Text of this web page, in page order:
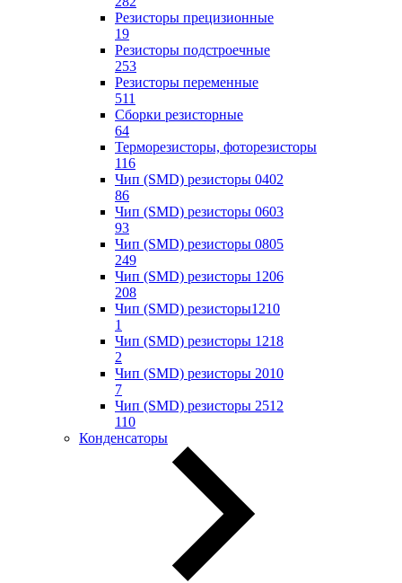
Резисторы прецизионные
19
Резисторы подстроечные
253
Резисторы переменные
511
Сборки резисторные
64
Терморезисторы, фоторезисторы
116
Чип (SMD) резисторы 0402
86
Чип (SMD) резисторы 0603
93
Чип (SMD) резисторы 0805
249
Чип (SMD) резисторы 1206
208
Чип (SMD) резисторы1210
1
Чип (SMD) резисторы 1218
2
Чип (SMD) резисторы 2010
7
Чип (SMD) резисторы 2512
110
Конденсаторы